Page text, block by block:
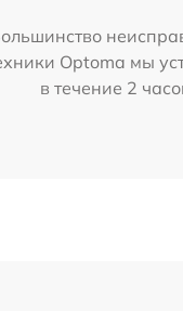
Optoma мы
в течение 2